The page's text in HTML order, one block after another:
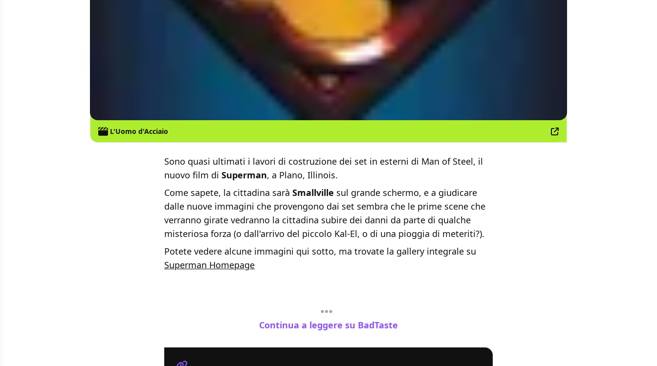
L'Uomo d'Acciaio
Sono quasi ultimati i lavori di costruzione dei set in esterni di Man of Steel, il
nuovo film di Superman, a Plano, Illinois.
Come sapete, la cittadina sarà Smallville sul grande schermo, e a giudicare
dalle nuove immagini che provengono dai set sembra che le prime scene che
verranno girate vedranno la cittadina subire dei danni da parte di qualche
misteriosa forza (o dall'arrivo del piccolo Kal-El, o di una pioggia di meteriti?).
Potete vedere alcune immagini qui sotto, ma trovate la gallery integrale su
Superman Homepage
Continua a leggere su BadTaste